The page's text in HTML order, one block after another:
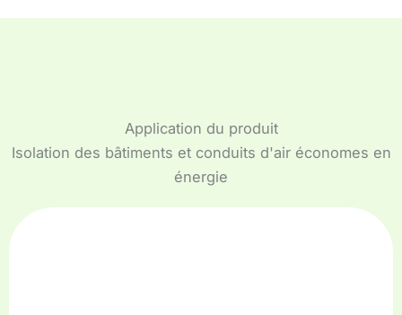
Application du produit
Isolation des bâtiments et conduits d'air économes en
énergie